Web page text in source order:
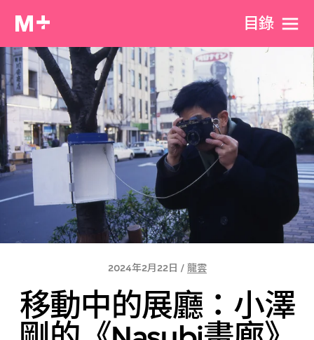
目​錄
2024年2月22日 / 龍雲
移動中的展廳：小澤